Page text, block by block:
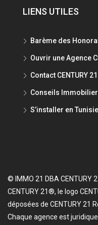
LIENS UTILES
Barème des
Ouvrir une Agence
Contact CENTURY 21
Conseils
S’installer en Tunisie
© IMMO 21 DBA CENTURY
CENTURY 21®, le logo
déposées de CENTURY 21
Chaque agence est